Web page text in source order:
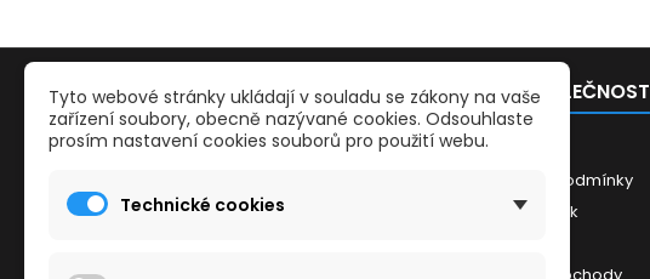
PRODUKTY
Reklamace a odstoupení od smlouvy
Nové zboží
NAŠE SPOLEČNOST
Kontakty
Obchodní podmínky
Mapa stránek
Tyto webové stránky ukládají v souladu se zákony na vaše
zařízení soubory, obecně nazývané cookies. Odsouhlaste
prosím nastavení cookies souborů pro použití webu.
Technické cookies